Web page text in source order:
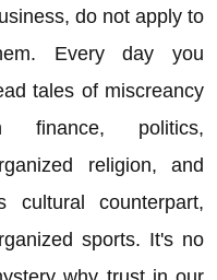
do not apply to
Every day you
tales of miscreancy
finance, politics,
religion, and
cultural counterpart,
sports. It's no